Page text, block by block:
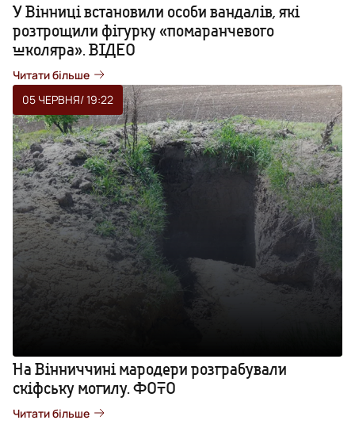
У Вінниці встановили особи вандалів, які
розтрощили фігурку «помаранчевого
школяра». ВІДЕО
Читати більше
05 ЧЕРВНЯ/ 19:22
На Вінниччині мародери розграбували
скіфську могилу. ФОТО
Читати більше